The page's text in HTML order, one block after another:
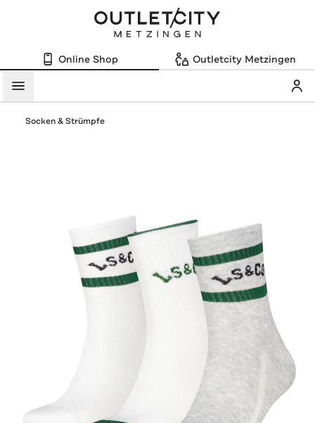
Online Shop Outletcity Metzingen
Menü
Socken & Strümpfe